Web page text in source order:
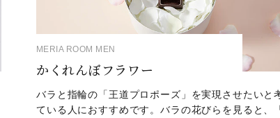
MERIA ROOM MEN
かくれんぼフラワー
バラと指輪の「王道プロポーズ」を実現させたいと
ている人におすすめです。バラの花びらを見ると、